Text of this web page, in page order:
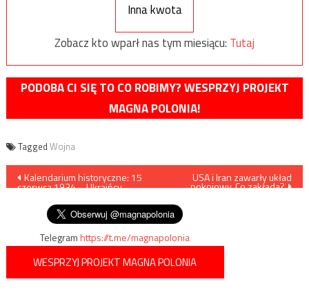
Inna kwota
Zobacz kto wparł nas tym miesiącu: Tutaj
PODOBA CI SIĘ TO CO ROBIMY? WESPRZYJ PROJEKT
MAGNA POLONIA!
Tagged Wojna
Nawigacja
wpisu
Kalendarium historyczne: 15
czerwca 1934 – Ukraińcy
USA i Iran zawarły układ
pokojowy. Co zakłada?
Telegramhttps://t.me/magnapolonia
WESPRZYJ PROJEKT MAGNA POLONIA